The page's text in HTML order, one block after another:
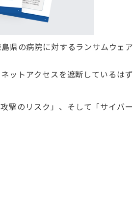
県の病院に対するランサムウェア
ットアクセスを遮断しているはず
撃のリスク」、そして「サイバー